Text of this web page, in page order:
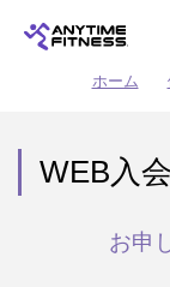
ホーム
WEB入会
お申